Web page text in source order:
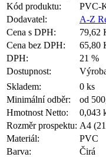
Kód produktu:
PVC-
Dodavatel:
A-Z
Cena s DPH:
79,62
Cena bez DPH:
65,80
DPH:
21 %
Dostupnost:
Skladem:
0 ks
Minimální odběr:
od
Hmotnost Netto:
0,043
Rozměr prospektu: A4
Materiál:
PVC
Barva:
Čirá